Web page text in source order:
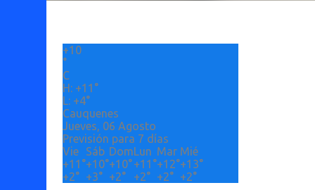
+10
°
C
H: +11°
L: +4°
Cauquenes
Jueves, 06 Agosto
Previsión para 7 días
Vie
Sáb DomLun Mar Mié
+11°+10°+10°+11°+12°+13°
+2° +3° +2° +2° +2° +2°